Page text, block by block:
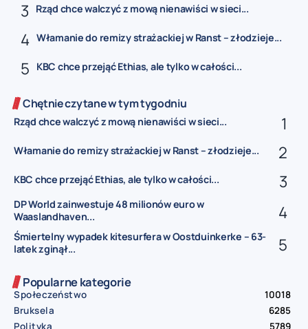
Rząd chce walczyć z mową nienawiści w sieci...
Włamanie do remizy strażackiej w Ranst – złodzieje...
KBC chce przejąć Ethias, ale tylko w całości...
Chętnie czytane w tym tygodniu
Rząd chce walczyć z mową nienawiści w sieci...
Włamanie do remizy strażackiej w Ranst – złodzieje...
KBC chce przejąć Ethias, ale tylko w całości...
DP World zainwestuje 48 milionów euro w
Waaslandhaven...
Śmiertelny wypadek kitesurfera w Oostduinkerke – 63-
latek zginął...
Popularne kategorie
Społeczeństwo
10018
Bruksela
6285
Polityka
5789